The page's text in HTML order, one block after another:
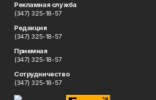
Рекламная служба
(347) 325-18-57
Редакция
(347) 325-18-57
Приемная
(347) 325-18-57
Сотрудничество
(347) 325-18-57